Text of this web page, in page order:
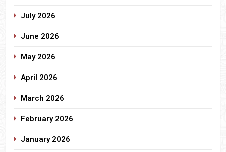
July 2026
June 2026
May 2026
April 2026
March 2026
February 2026
January 2026